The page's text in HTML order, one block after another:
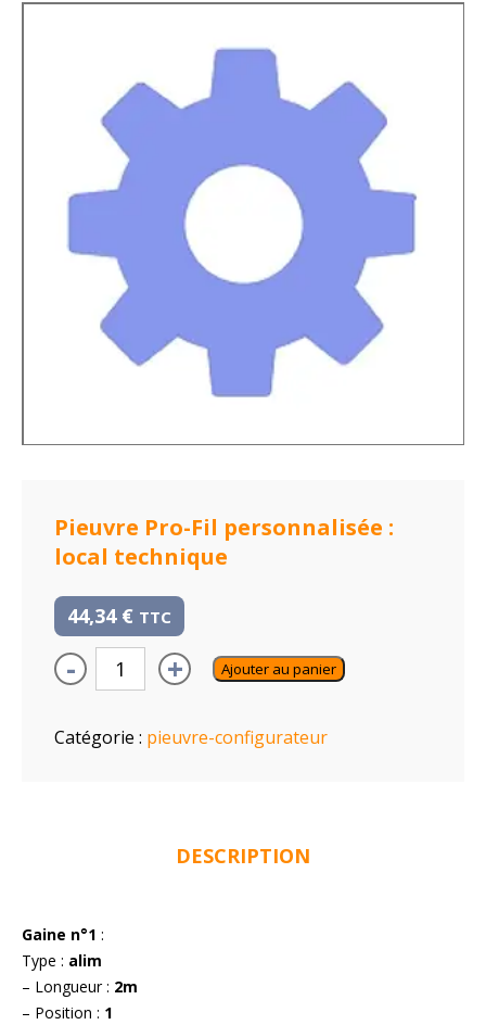
Pieuvre Pro-Fil personnalisée :
local technique
44,34 € TTC
- + Ajouter au panier
Catégorie : pieuvre-configurateur
DESCRIPTION
Gaine n°1 :
Type : alim
– Longueur : 2m
– Position : 1